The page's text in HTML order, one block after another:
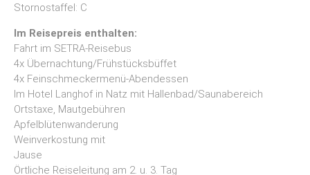
Stornostaffel: C
Im Reisepreis enthalten:
Fahrt im SETRA-Reisebus
4x Übernachtung/Frühstücksbüffet
4x Feinschmeckermenü-Abendessen
Im Hotel Langhof in Natz mit Hallenbad/Saunabereich
Ortstaxe, Mautgebühren
Apfelblütenwanderung
Weinverkostung mit
Jause
Örtliche Reiseleitung am 2. u. 3. Tag